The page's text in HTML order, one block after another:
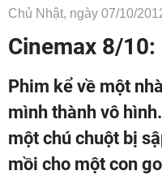
Chủ Nhật, ngày 07/10/
Cinemax 8/
Phim kể về một
mình thành vô
một chú chuột bị
mồi cho một con